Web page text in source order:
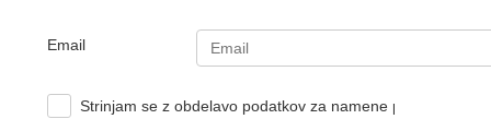
Email
Strinjam se z obdelavo podatkov za namene pošiljanja e-